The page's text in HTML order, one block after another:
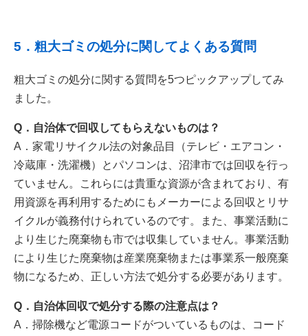
5．粗大ゴミの処分に関してよくある質問
粗大ゴミの処分に関する質問を5つピックアップしてみ
ました。
Q．自治体で回収してもらえないものは？
A．家電リサイクル法の対象品目（テレビ・エアコン・
冷蔵庫・洗濯機）とパソコンは、沼津市では回収を行っ
ていません。これらには貴重な資源が含まれており、有
用資源を再利用するためにもメーカーによる回収とリサ
イクルが義務付けられているのです。また、事業活動に
より生じた廃棄物も市では収集していません。事業活動
により生じた廃棄物は産業廃棄物または事業系一般廃棄
物になるため、正しい方法で処分する必要があります。
Q．自治体回収で処分する際の注意点は？
A．掃除機など電源コードがついているものは、コード